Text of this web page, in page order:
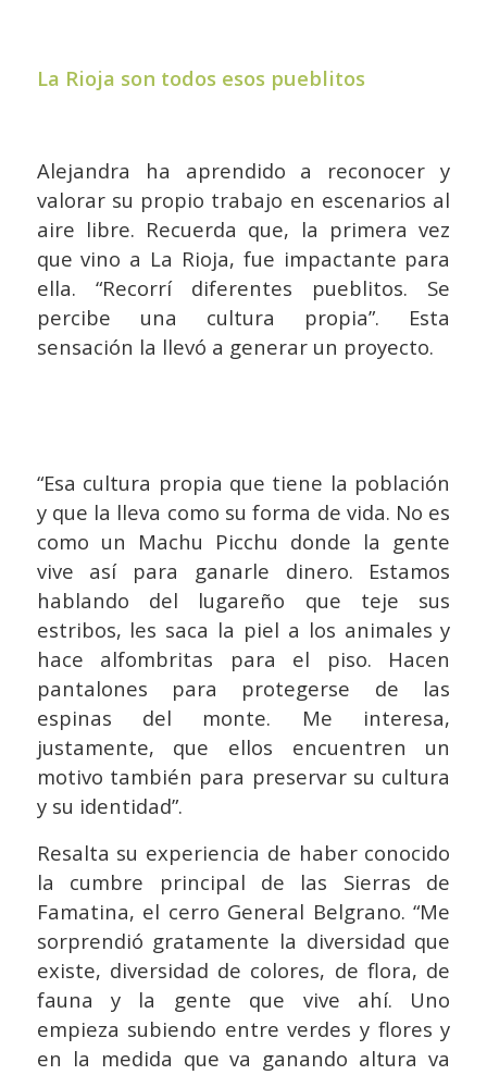
La Rioja son todos esos pueblitos
Alejandra ha aprendido a reconocer y
valorar su propio trabajo en escenarios al
aire libre. Recuerda que, la primera vez
que vino a La Rioja, fue impactante para
ella. “Recorrí diferentes pueblitos. Se
percibe una cultura propia”. Esta
sensación la llevó a generar un proyecto.
“Esa cultura propia que tiene la población
y que la lleva como su forma de vida. No es
como un Machu Picchu donde la gente
vive así para ganarle dinero. Estamos
hablando del lugareño que teje sus
estribos, les saca la piel a los animales y
hace alfombritas para el piso. Hacen
pantalones para protegerse de las
espinas del monte. Me interesa,
justamente, que ellos encuentren un
motivo también para preservar su cultura
y su identidad”.
Resalta su experiencia de haber conocido
la cumbre principal de las Sierras de
Famatina, el cerro General Belgrano. “Me
sorprendió gratamente la diversidad que
existe, diversidad de colores, de flora, de
fauna y la gente que vive ahí. Uno
empieza subiendo entre verdes y flores y
en la medida que va ganando altura va